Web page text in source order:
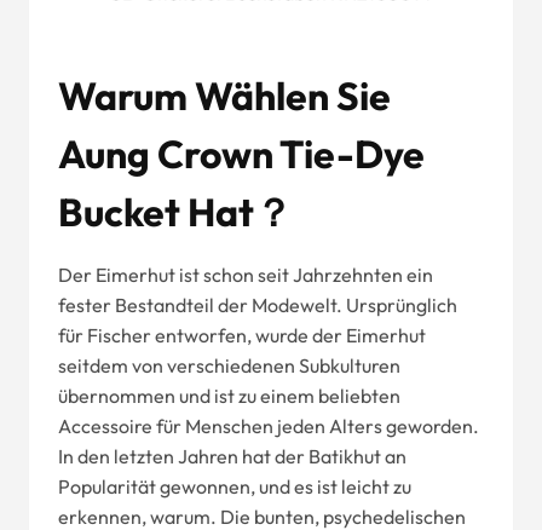
Warum Wählen Sie
Aung Crown Tie-Dye
Bucket Hat？
Der Eimerhut ist schon seit Jahrzehnten ein
fester Bestandteil der Modewelt. Ursprünglich
für Fischer entworfen, wurde der Eimerhut
seitdem von verschiedenen Subkulturen
übernommen und ist zu einem beliebten
Accessoire für Menschen jeden Alters geworden.
In den letzten Jahren hat der Batikhut an
Popularität gewonnen, und es ist leicht zu
erkennen, warum. Die bunten, psychedelischen